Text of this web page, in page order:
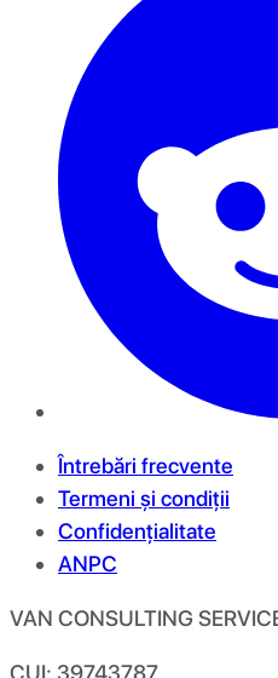
Întrebări frecvente
Termeni și condiții
Confidențialitate
ANPC
VAN CONSULTING
CUI: 39743787